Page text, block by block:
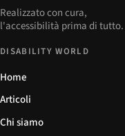
Realizzato con cura,
l'accessibilità prima di tutto.
DISABILITY WORLD
Home
Articoli
Chi siamo